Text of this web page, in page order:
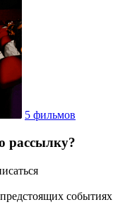
5 фильмов
рассылку?
событиях